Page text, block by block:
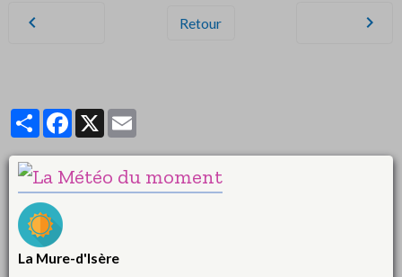
Retour
PartagerFacebook
X
La Mure-d'Isère